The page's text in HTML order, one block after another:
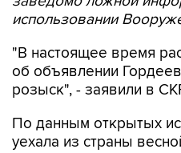
"В настоящее время
розыск", - заявили в
По данным открытых
СКР Катерина Гордеева